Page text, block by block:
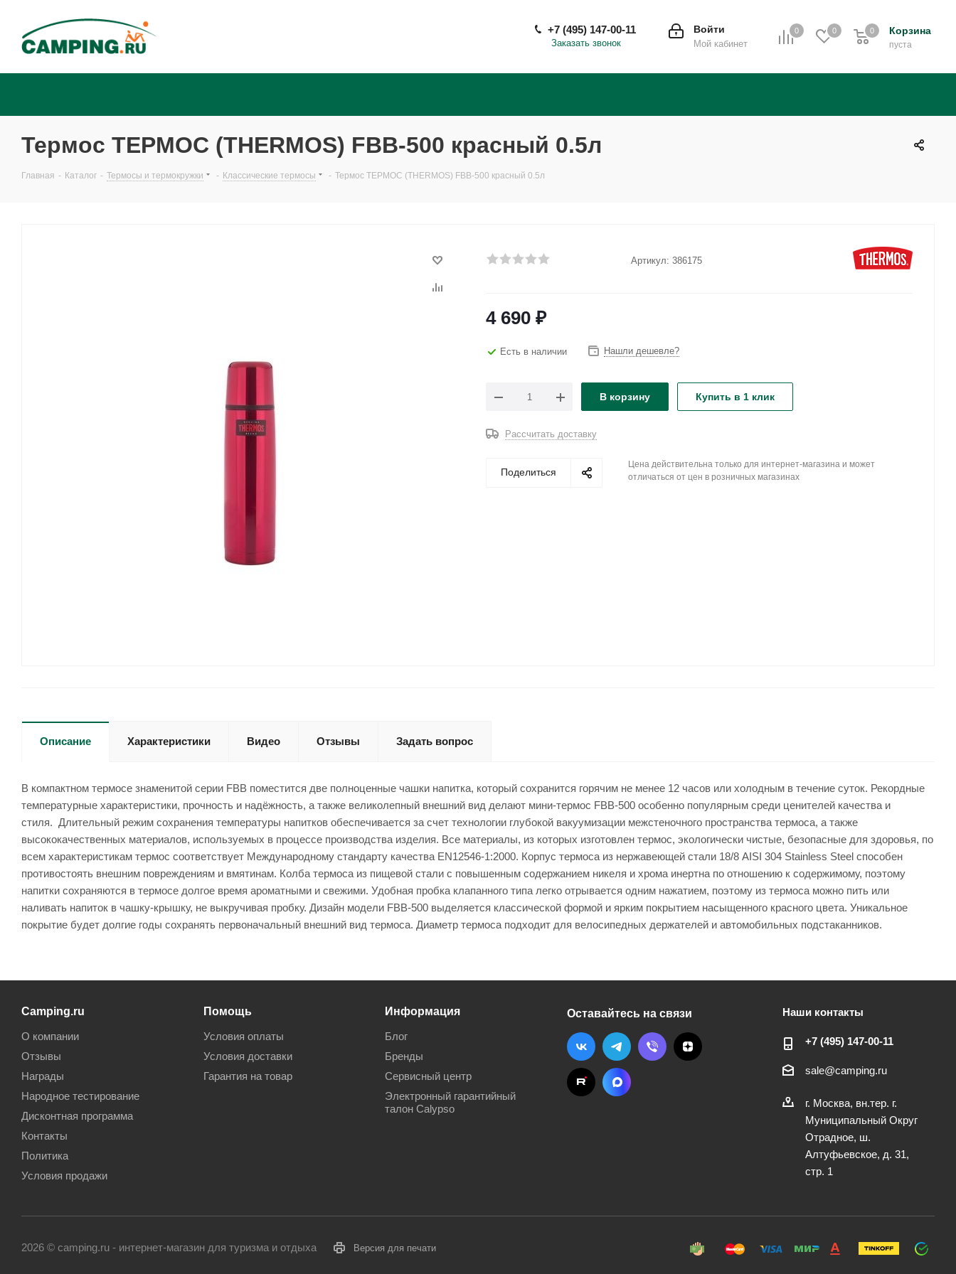
0 0 Корзина
0
пуста
0
Войти
Мой кабинет
+7 (495) 147-00-11
Заказать звонок
Термос ТЕРМОС (THERMOS) FBB-500 красный 0.5л
Главная - Каталог - Термосы и термокружки - Классические термосы - Термос ТЕРМОС (THERMOS) FBB-500 красный 0.5л
Артикул: 386175
4 690 ₽
Есть в наличии Нашли дешевле?
В корзину Купить в 1 клик
Рассчитать доставку
Поделиться
Цена действительна только для интернет-магазина и может
отличаться от цен в розничных магазинах
Описание Характеристики Видео Отзывы Задать вопрос
В компактном термосе знаменитой серии FBB поместится две полноценные чашки напитка, который сохранится горячим не менее 12 часов или холодным в течение суток. Рекордные
температурные характеристики, прочность и надёжность, а также великолепный внешний вид делают мини-термос FBB-500 особенно популярным среди ценителей качества и
стиля. Длительный режим сохранения температуры напитков обеспечивается за счет технологии глубокой вакуумизации межстеночного пространства термоса, а также
высококачественных материалов, используемых в процессе производства изделия. Все материалы, из которых изготовлен термос, экологически чистые, безопасные для здоровья, по
всем характеристикам термос соответствует Международному стандарту качества EN12546-1:2000. Корпус термоса из нержавеющей стали 18/8 AISI 304 Stainless Steel способен
противостоять внешним повреждениям и вмятинам. Колба термоса из пищевой стали с повышенным содержанием никеля и хрома инертна по отношению к содержимому, поэтому
напитки сохраняются в термосе долгое время ароматными и свежими. Удобная пробка клапанного типа легко отрывается одним нажатием, поэтому из термоса можно пить или
наливать напиток в чашку-крышку, не выкручивая пробку. Дизайн модели FBB-500 выделяется классической формой и ярким покрытием насыщенного красного цвета. Уникальное
покрытие будет долгие годы сохранять первоначальный внешний вид термоса. Диаметр термоса подходит для велосипедных держателей и автомобильных подстаканников.
Camping.ru
О компании
Отзывы
Награды
Народное тестирование
Дисконтная программа
Контакты
Политика
Условия продажи
Помощь
Условия оплаты
Условия доставки
Гарантия на товар
Информация
Блог
Бренды
Сервисный центр
Электронный гарантийный
талон Calypso
Оставайтесь на связи Наши контакты
+7 (495) 147-00-11
sale@camping.ru
г. Москва, вн.тер. г.
Муниципальный Округ
Отрадное, ш.
Алтуфьевское, д. 31,
стр. 1
2026 © camping.ru - интернет-магазин для туризма и отдыха Версия для печати